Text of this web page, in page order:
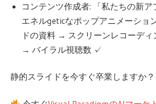
コンテンツ作成者: 「私たちの新
エネルgeticなポップアニメーショ
ドの資料 → スクリーンレコーディ
→ バイラル視聴数 ✓
静的スライドを今すぐ卒業しますか？